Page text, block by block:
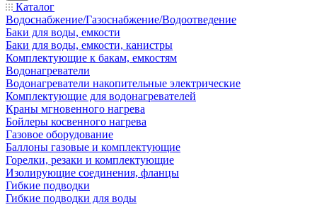
Каталог
Водоснабжение/Газоснабжение/Водоотведение
Баки для воды, емкости
Баки для воды, емкости, канистры
Комплектующие к бакам, емкостям
Водонагреватели
Водонагреватели накопительные электрические
Комплектующие для водонагревателей
Краны мгновенного нагрева
Бойлеры косвенного нагрева
Газовое оборудование
Баллоны газовые и комплектующие
Горелки, резаки и комплектующие
Изолирующие соединения, фланцы
Гибкие подводки
Гибкие подводки для воды